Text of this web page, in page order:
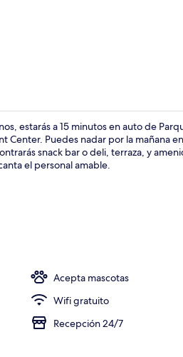
estarás a 15 minutos en auto de
Puedes nadar por la mañana
snack bar o deli, terraza, y
el personal amable.
Acepta mascotas
Wifi gratuito
Recepción 24/7